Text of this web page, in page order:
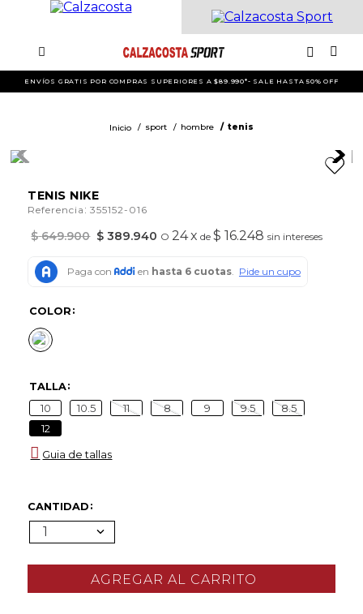
ENVÍOS GRATIS POR COMPRAS SUPERIORES A $89.990*- SALE HASTA 50% OFF
sport hombre tenis
TENIS NIKE
Referencia :355152-016
$ 649.900 $ 389.940 O 24x de$ 16.248 sin intereses
COLOR
TALLA
10 10.5 11 8 9 9.5
8.5
12
Guia de tallas
CANTIDAD
1